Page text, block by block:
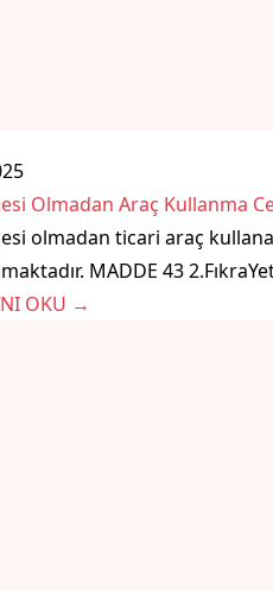
Olmadan Araç Kullanma
olmadan ticari araç
MADDE 43
OKU →